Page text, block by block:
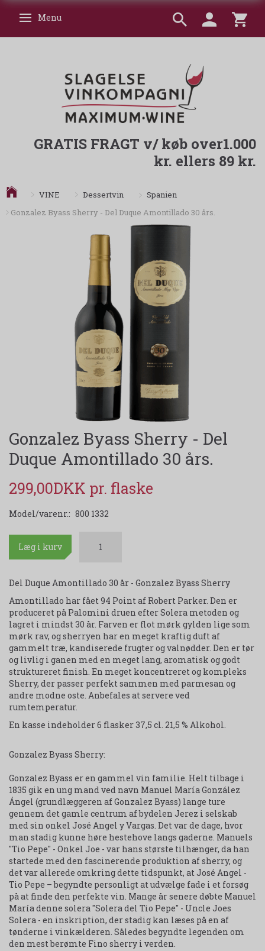
Skifte navigation
Menu
GRATIS FRAGT v/ køb over1.000
kr. ellers 89 kr.
VINE Dessertvin
Spanien
Gonzalez Byass Sherry - Del Duque Amontillado 30 års.
Gonzalez Byass Sherry - Del
Duque Amontillado 30 års.
299,00DKK
Model/varenr.: 800 1332
Læg i kurv
Del Duque Amontillado 30 år - Gonzalez Byass Sherry
Amontillado har fået 94 Point af Robert Parker. Den er
produceret på Palomini druen efter Solera metoden og
lagret i mindst 30 år. Farven er flot mørk gylden lige som
mørk rav, og sherryen har en meget kraftig duft af
gammelt træ, kandiserede frugter og valnødder. Den er tør
og livlig i ganen med en meget lang, aromatisk og godt
struktureret finish. En meget koncentreret og kompleks
Sherry, der passer perfekt sammen med parmesan og
andre modne oste. Anbefales at servere ved
rumtemperatur.
En kasse indeholder 6 flasker 37,5 cl. 21,5 % Alkohol.
Gonzalez Byass Sherry:
Gonzalez Byass er en gammel vin familie. Helt tilbage i
1835 gik en ung mand ved navn Manuel María González
Ángel (grundlæggeren af Gonzalez Byass) lange ture
gennem det gamle centrum af bydelen Jerez i selskab
med sin onkel José Angel y Vargas. Det var de dage, hvor
man stadig kunne høre hestehove langs gaderne. Manuels
"Tio Pepe" - Onkel Joe - var hans største tilhænger, da han
startede med den fascinerende produktion af sherry, og
det var allerede omkring dette tidspunkt, at José Angel -
Tio Pepe – begyndte personligt at udvælge fade i et forsøg
på at finde den perfekte vin. Mange år senere døbte Manuel
María denne solera "Solera del Tio Pepe" - Uncle Joes
Solera - en inskription, der stadig kan læses på en af
tønderne i vinkælderen. Således begyndte legenden om
den mest berømte Fino sherry i verden.